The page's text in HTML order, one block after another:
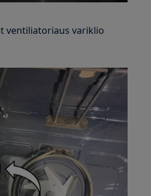
ventiliatoriaus variklio